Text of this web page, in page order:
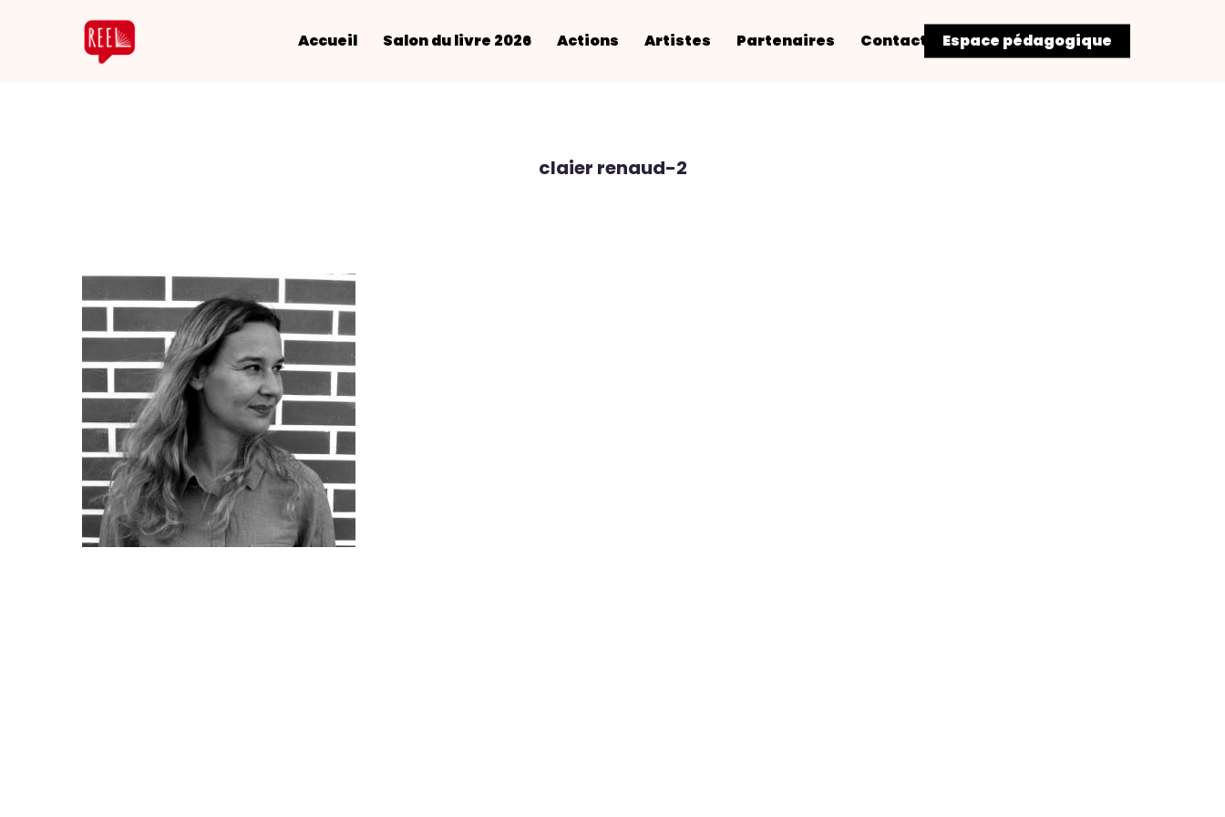
Accueil Salon du livre 2026 Actions Artistes Partenaires Contact Espace pédagogique
claier renaud-2